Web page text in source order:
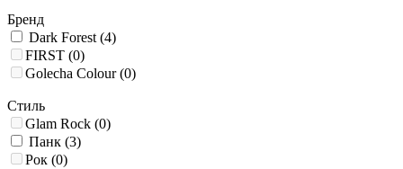
Бренд
Dark Forest(4)
FIRST (0)
Golecha Colour (0)
Стиль
Glam Rock (0)
Панк (3)
Рок (0)